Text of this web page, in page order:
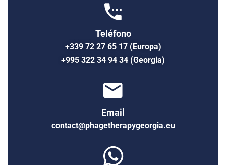
Teléfono
+339 72 27 65 17 (Europa)
+995 322 34 94 34 (Georgia)
Email
contact@phagetherapygeorgia.eu